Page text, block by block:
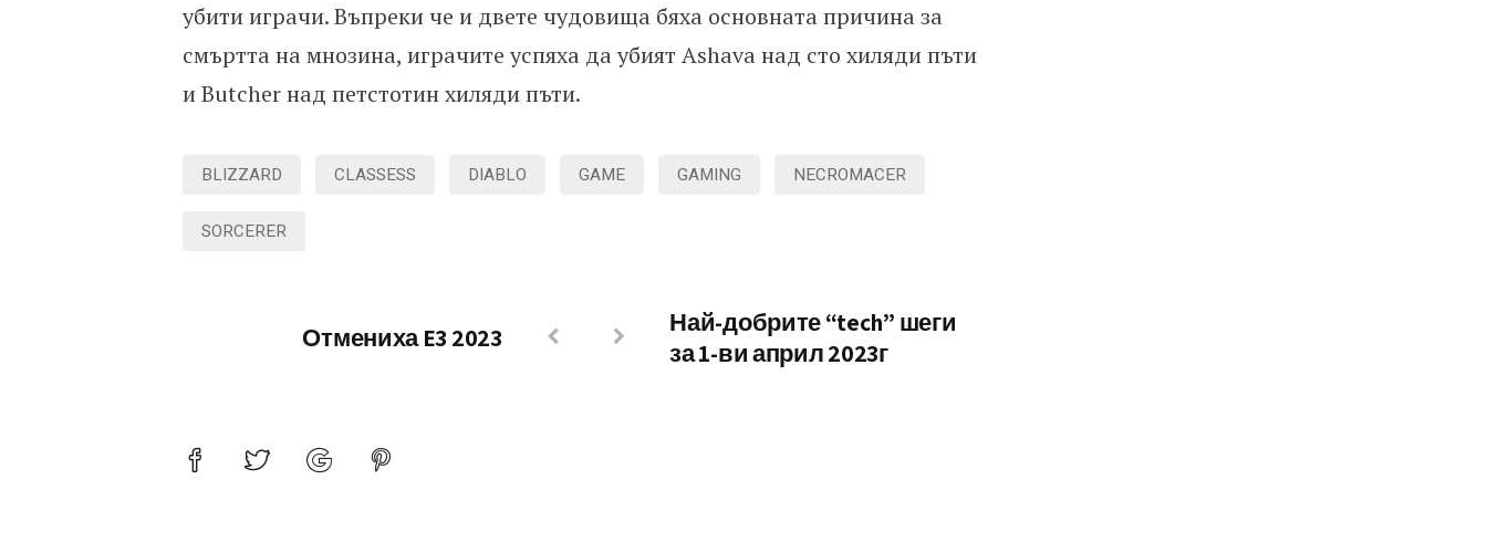
убити играчи. Въпреки че и двете чудовища бяха основната причина за
смъртта на мнозина, играчите успяха да убият Ashava над сто хиляди пъти
и Butcher над петстотин хиляди пъти.
BLIZZARD CLASSESS DIABLO GAME GAMING NECROMACER
SORCERER
Отмениха E3 2023
Най-добрите “tech” шеги
за 1-ви април 2023г